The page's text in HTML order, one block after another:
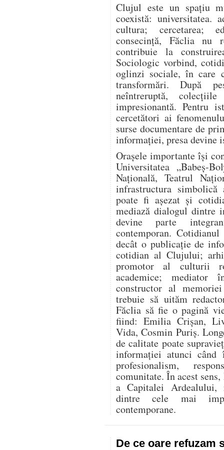
Clujul este un spațiu
coexistă: universitatea.
cultura; cercetarea;
consecință, Făclia nu
contribuie la
Sociologic vorbind,
oglinzi sociale, în care
transformări. După
neîntreruptă,
impresionantă. Pentru
cercetători ai
surse documentare de
informației, presa devine
Orașele importante își
Universitatea „Babeș-
Națională, Teatrul
infrastructura
poate fi așezat și
mediază dialogul dintre
devine parte
contemporan.
decât o publicație de
cotidian al Clujului;
promotor al culturii
academice; mediator
constructor al
trebuie să uităm
Făclia să fie o pagină
fiind: Emilia Crișan,
Vida, Cosmin Puriș.
de calitate poate
informației atunci când
profesionalism,
comunitate. În acest
a Capitalei Ardealului,
dintre cele mai
contemporane.
De ce oare